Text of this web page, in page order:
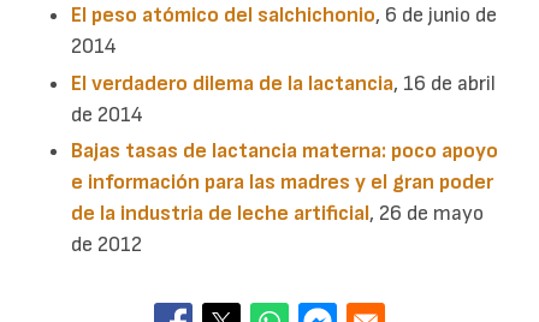
El peso atómico del salchichonio, 6 de junio de
2014
El verdadero dilema de la lactancia, 16 de abril
de 2014
Bajas tasas de lactancia materna: poco apoyo
e información para las madres y el gran poder
de la industria de leche artificial, 26 de mayo
de 2012